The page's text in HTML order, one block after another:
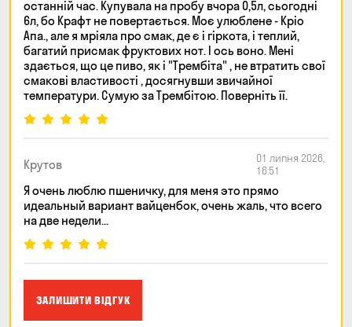
останній час. Купувала на пробу вчора 0,5л, сьогодні
6л, бо Крафт не повертається. Моє улюблене - Кріо
Апа., але я мріяла про смак, де є і гіркота, і теплий,
багатий присмак фруктових нот. І ось воно. Мені
здається, що це пиво, як і "Трембіта" , не втратить свої
смакові властивості , досягнувши звичайної
температури. Сумую за Трембітою. Поверніть її.
Крутов
01 липня 2026,
16:51
Я очень люблю пшеничку, для меня это прямо
идеальный вариант вайценбок, очень жаль, что всего
на две недели...
ЗАЛИШИТИ ВІДГУК